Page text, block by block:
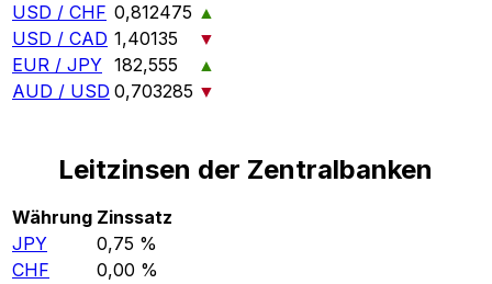
USD / CHF 0,812475 ▲
USD / CAD 1,40135
▼
EUR / JPY 182,555
▲
AUD / USD 0,703285 ▼
Leitzinsen der Zentralbanken
Währung Zinssatz
JPY
0,75 %
CHF
0,00 %